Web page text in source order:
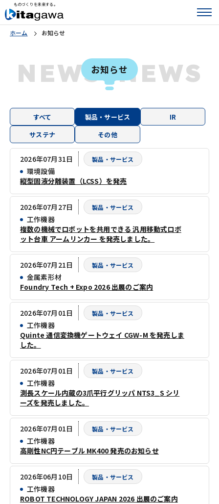
ものづくりを未来する。
ホーム お知らせ
NEWS
お知らせ
すべて 製品・サービス
IR
サステナ
その他
2026年07月31日 製品・サービス
環境設備
縦型固液分離装置（LCSS）を発売
2026年07月27日 製品・サービス
工作機器
複数の機械でロボットを共用できる 汎用移動式ロボ
ット台車 アームリンカー を発売しました。
2026年07月21日 製品・サービス
金属素形材
Foundry Tech + Expo 2026 出展のご案内
2026年07月01日 製品・サービス
工作機器
Quinte 通信変換機ゲートウェイ CGW-M を発売しま
した。
2026年07月01日 製品・サービス
工作機器
測長スケール内蔵の3爪平行グリッパ NTS3_S シリ
ーズを発売しました。
2026年07月01日 製品・サービス
工作機器
高剛性NC円テーブル MK400 発売のお知らせ
2026年06月10日 製品・サービス
工作機器
ROBOT TECHNOLOGY JAPAN 2026 出展のご案内